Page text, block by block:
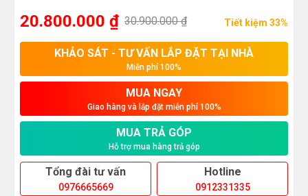
20.800.000 ₫ 30.900.000 ₫ Tiết kiệm 33%
KHẢO SÁT - TƯ VẤN LẮP ĐẶT TẠI NHÀ
Miễn phí 100%
MUA NGAY
Giao hàng và lắp đặt miễn phí 100%
MUA TRẢ GÓP
Hỗ trợ mua hàng trả góp
Tổng đài tư vấn
0976665669
Hotline
0912331335